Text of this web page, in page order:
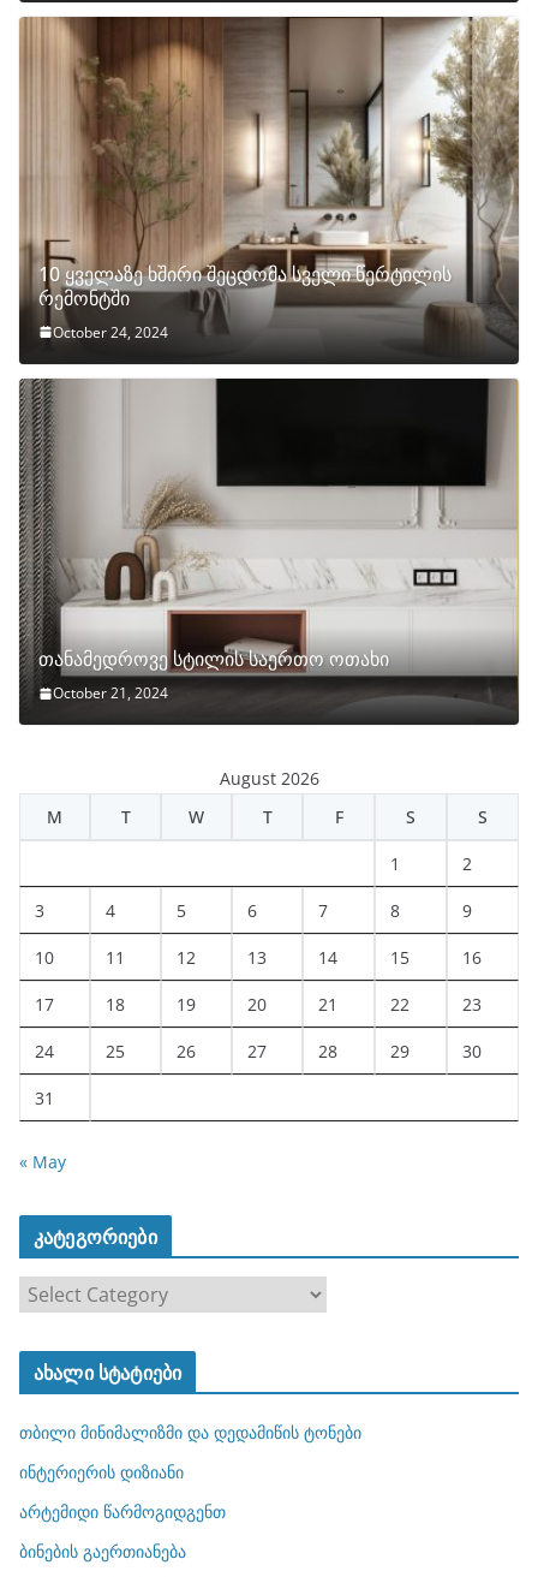
10 ყველაზე ხშირი შეცდომა სველი წერტილის
რემონტში
October 24, 2024
თანამედროვე სტილის საერთო ოთახი
October 21, 2024
August 2026
M
T W T F S S
1 2
3 4 5 6 7 8 9
10 11 12 13 14 15 16
17 18 19 20 21 22 23
24 25 26 27 28 29 30
31
« May
კატეგორიები
ტ
ო
რ
ბ
ახალი სტატიები
თბილი მინიმალიზმი და დედამიწის ტონები
ინტერიერის დიზიანი
არტემიდი წარმოგიდგენთ
ბინების გაერთიანება